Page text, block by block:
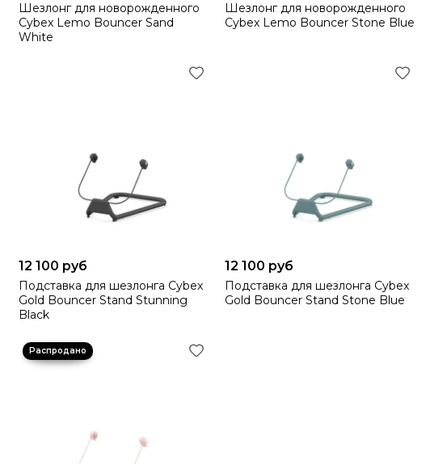
Шезлонг для новорожденного
Cybex Lemo Bouncer Sand
White
Шезлонг для новорожденного
Cybex Lemo Bouncer Stone Blue
12 100 руб
Подставка для шезлонга Cybex
Gold Bouncer Stand Stunning
Black
12 100 руб
Подставка для шезлонга Cybex
Gold Bouncer Stand Stone Blue